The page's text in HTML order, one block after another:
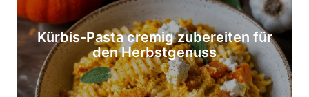
Kürbis-Pasta cremig zubereiten für
den Herbstgenuss